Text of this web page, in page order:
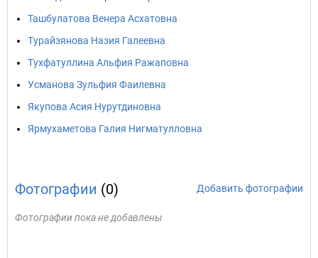
Ташбулатова Венера Асхатовна
Турайзянова Назия Галеевна
Тухфатуллина Альфия Ражаповна
Усманова Зульфия Фаилевна
Якупова Асия Нурутдиновна
Ярмухаметова Галия Нигматулловна
Фотографии (0) Добавить фотографии
Фотографии пока не добавлены